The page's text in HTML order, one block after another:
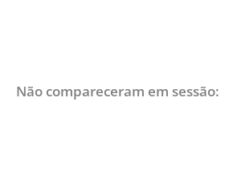
Não compareceram em sessão: